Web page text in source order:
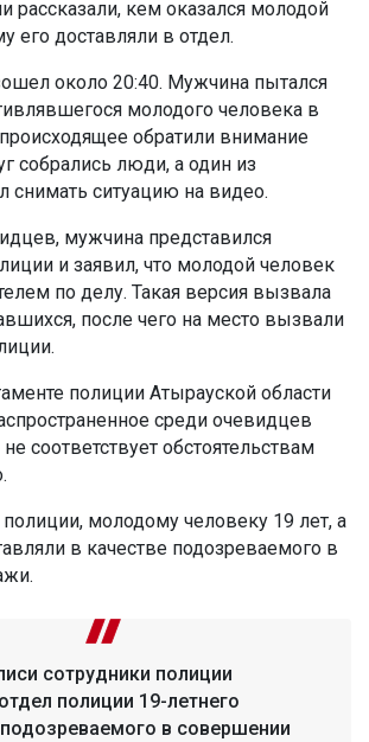
рассказали, кем оказался молодой
его доставляли в отдел.
около 20:40. Мужчина пытался
молодого человека в
обратили внимание
собрались люди, а один из
снимать ситуацию на видео.
мужчина представился
и заявил, что молодой человек
по делу. Такая версия вызвала
после чего на место вызвали
полиции Атырауской области
среди очевидцев
соответствует обстоятельствам
молодому человеку 19 лет, а
в качестве подозреваемого в
сотрудники полиции
полиции 19-летнего
в совершении